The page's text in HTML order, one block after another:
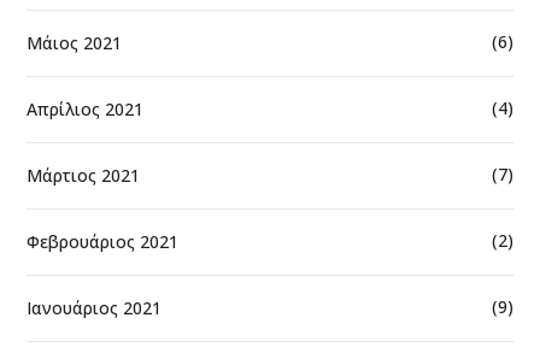
Μάιος 2021 (6)
Απρίλιος 2021 (4)
Μάρτιος 2021 (7)
Φεβρουάριος 2021 (2)
Ιανουάριος 2021 (9)